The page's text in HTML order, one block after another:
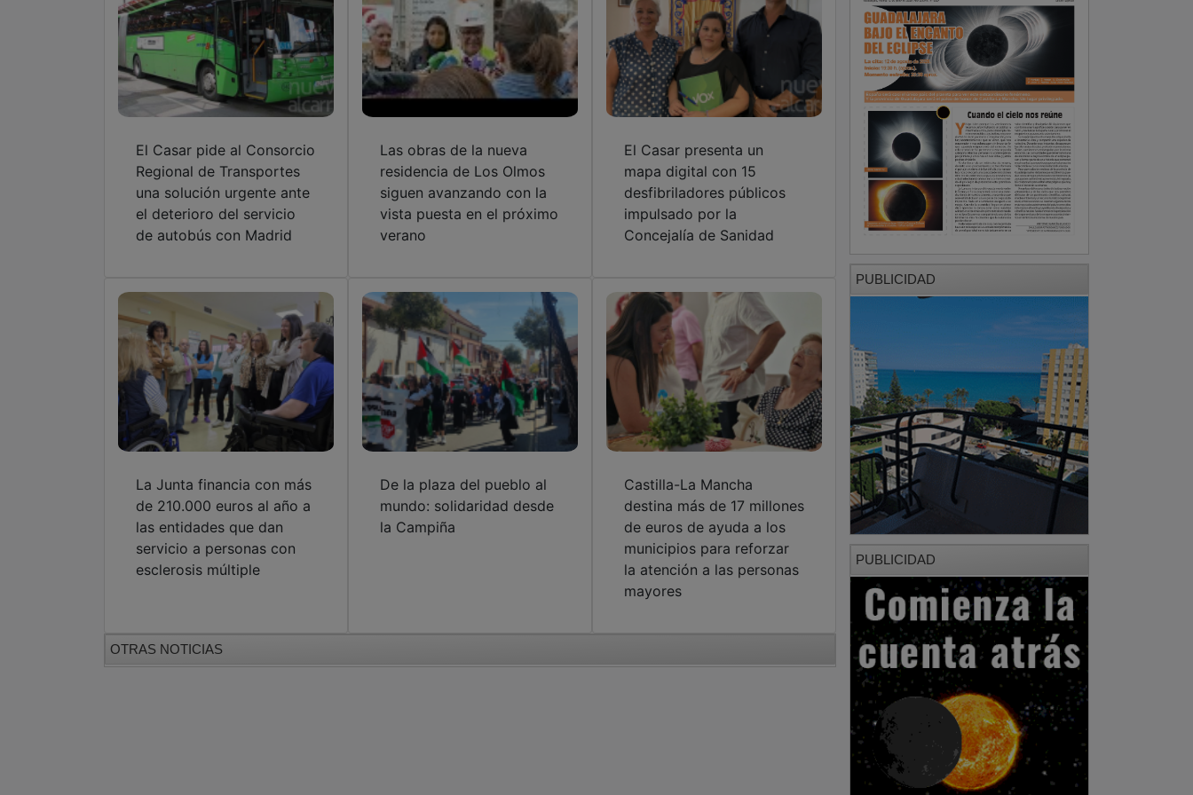
El Casar pide al Consorcio
Regional de Transportes
una solución urgente ante
el deterioro del servicio
de autobús con Madrid
Las obras de la nueva
residencia de Los Olmos
siguen avanzando con la
vista puesta en el próximo
verano
El Casar presenta un
mapa digital con 15
desfibriladores públicos
impulsado por la
Concejalía de Sanidad
La Junta financia con más
de 210.000 euros al año a
las entidades que dan
servicio a personas con
esclerosis múltiple
De la plaza del pueblo al
mundo: solidaridad desde
la Campiña
Castilla-La Mancha
destina más de 17 millones
de euros de ayuda a los
municipios para reforzar
la atención a las personas
mayores
OTRAS NOTICIAS
PUBLICIDAD
PUBLICIDAD